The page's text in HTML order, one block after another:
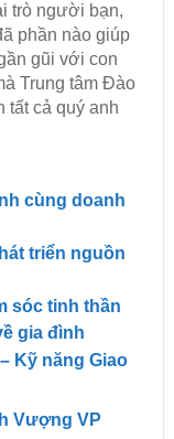
trò người bạn,
phần nào giúp
gũi với con
Trung tâm Đào
tất cả quý anh
cùng doanh
triển nguồn
sóc tinh thần
gia đình
Kỹ năng Giao
Vượng VP